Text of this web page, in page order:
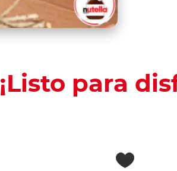
¡Listo para